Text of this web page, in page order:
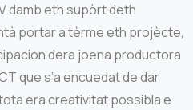
damb eth supòrt deth
portar a tèrme eth projècte,
dera joena productora
que s’a encuedat de dar
era creativitat possibla e